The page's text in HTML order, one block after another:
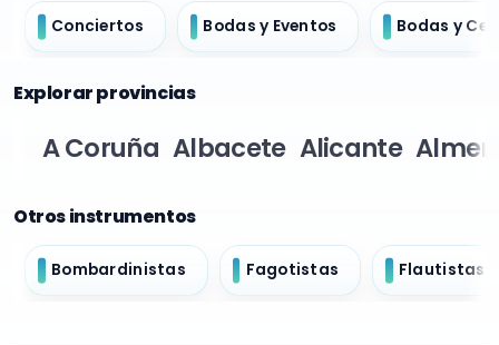
Conciertos Bodas y Eventos Bodas y
Explorar provincias
A Coruña Albacete Alicante
Otros instrumentos
Bombardinistas Fagotistas Flautistas